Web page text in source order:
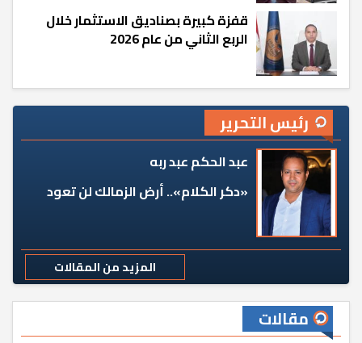
قفزة كبيرة بصناديق الاستثمار خلال
الربع الثاني من عام 2026
رئيس التحرير
عبد الحكم عبد ربه
«دكر الكلام».. أرض الزمالك لن تعود
المزيد من المقالات
مقالات